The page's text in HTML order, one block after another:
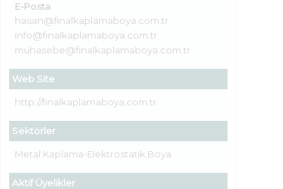
E-Posta
hasan@finalkaplamaboya.com.tr
info@finalkaplamaboya.com.tr
muhasebe@finalkaplamaboya.com.tr
Web Site
http://finalkaplamaboya.com.tr
Sektörler
Metal Kaplama-Elektrostatik Boya
Aktif Üyelikler